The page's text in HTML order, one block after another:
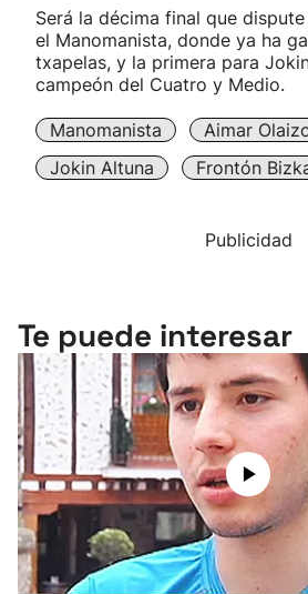
Carreras de montaña
"Helmuga"
Será la décima final que
el Manomanista, donde ya ha
txapelas, y la primera para
campeón del Cuatro y Medio.
Manomanista
Aimar
Jokin Altuna
Frontón
Publicidad
Te puede interesar